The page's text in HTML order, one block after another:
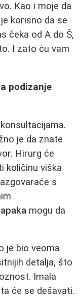
Kao i moje da
korisno da se
čeka od A do Š,
I zato ću vam
podizanje
je da znate
Hirurg će
količinu viška
s
mogu da
je bio veoma
detalja, što
Imala
će se dešavati.